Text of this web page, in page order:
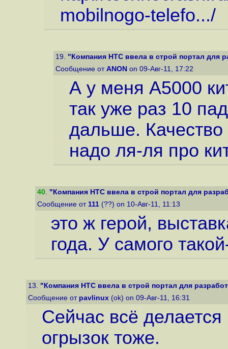
mobilnogo-telefo.../
19. "Компания HTC ввела в строй портал для
Сообщение от ANON on 09-Авг-11, 17:22
А у меня A5000
так уже раз 10
дальше. Качество
надо ля-ля про
40. "Компания HTC ввела в строй портал для
Сообщение от 111 (??) on 10-Авг-11, 11:13
это ж герой,
года. У самого
13. "Компания HTC ввела в строй портал для
Сообщение от pavlinux (ok) on 09-Авг-11, 16:31
Сейчас всё
огрызок тоже.